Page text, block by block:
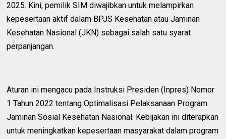
2025. Kini, pemilik SIM diwajibkan untuk melampirkan
kepesertaan aktif dalam BPJS Kesehatan atau Jaminan
Kesehatan Nasional (JKN) sebagai salah satu syarat
perpanjangan.
Aturan ini mengacu pada Instruksi Presiden (Inpres) Nomor
1 Tahun 2022 tentang Optimalisasi Pelaksanaan Program
Jaminan Sosial Kesehatan Nasional. Kebijakan ini diterapkan
untuk meningkatkan kepesertaan masyarakat dalam program